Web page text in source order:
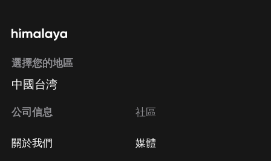
選擇您的地區
中國台湾
公司信息
關於我們
社區
媒體